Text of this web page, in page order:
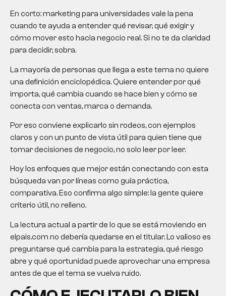
En corto:marketing para universidades vale la pena
cuando te ayuda a entender qué revisar, qué exigir y
cómo mover esto hacia negocio real. Si no te da claridad
para decidir, sobra.
La mayoría de personas que llega a este tema no quiere
una definición enciclopédica. Quiere entender por qué
importa, qué cambia cuando se hace bien y cómo se
conecta con ventas, marca o demanda.
Por eso conviene explicarlo sin rodeos, con ejemplos
claros y con un punto de vista útil para quien tiene que
tomar decisiones de negocio, no solo leer por leer.
Hoy los enfoques que mejor están conectando con esta
búsqueda van por líneas como guía práctica,
comparativa. Eso confirma algo simple: la gente quiere
criterio útil, no relleno.
La lectura actual a partir de lo que se está moviendo en
elpais.com no debería quedarse en el titular. Lo valioso es
preguntarse qué cambia para la estrategia, qué riesgo
abre y qué oportunidad puede aprovechar una empresa
antes de que el tema se vuelva ruido.